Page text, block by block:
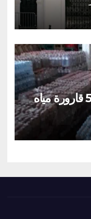
نابل: حجز أكثر من 5000 قارورة مياه